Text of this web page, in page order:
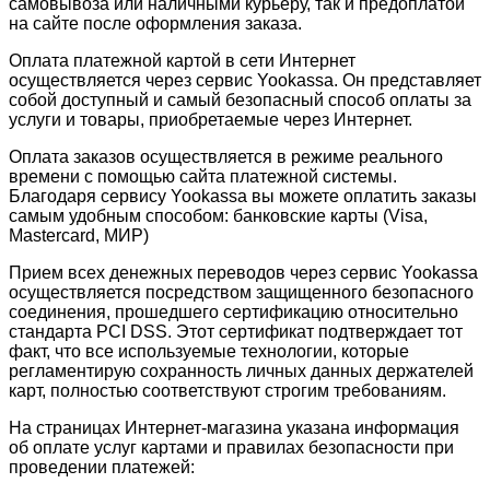
на сайте после оформления заказа.
Оплата платежной картой в сети Интернет
осуществляется через сервис Yookassa. Он представляет
собой доступный и самый безопасный способ оплаты за
услуги и товары, приобретаемые через Интернет.
Оплата заказов осуществляется в режиме реального
времени с помощью сайта платежной системы.
Благодаря сервису Yookassa вы можете оплатить заказы
самым удобным способом: банковские карты (Visa,
Mastercard, МИР)
Прием всех денежных переводов через сервис Yookassa
осуществляется посредством защищенного безопасного
соединения, прошедшего сертификацию относительно
стандарта PCI DSS. Этот сертификат подтверждает тот
факт, что все используемые технологии, которые
регламентирую сохранность личных данных держателей
карт, полностью соответствуют строгим требованиям.
На страницах Интернет-магазина указана информация
об оплате услуг картами и правилах безопасности при
проведении платежей: